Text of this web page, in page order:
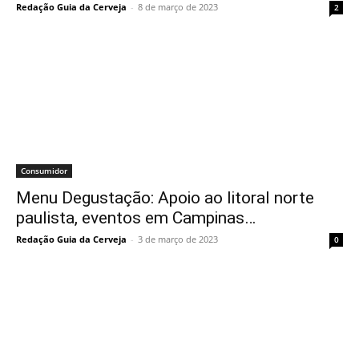
Redação Guia da Cerveja - 8 de março de 2023 2
Consumidor
Menu Degustação: Apoio ao litoral norte
paulista, eventos em Campinas…
Redação Guia da Cerveja - 3 de março de 2023 0